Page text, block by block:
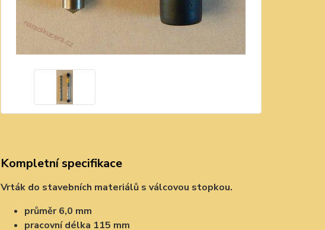
Kompletní specifikace
Vrták do stavebních materiálů s válcovou stopkou.
průměr 6,0 mm
pracovní délka 115 mm